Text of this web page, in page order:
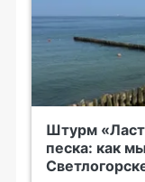
Штурм
песка: как